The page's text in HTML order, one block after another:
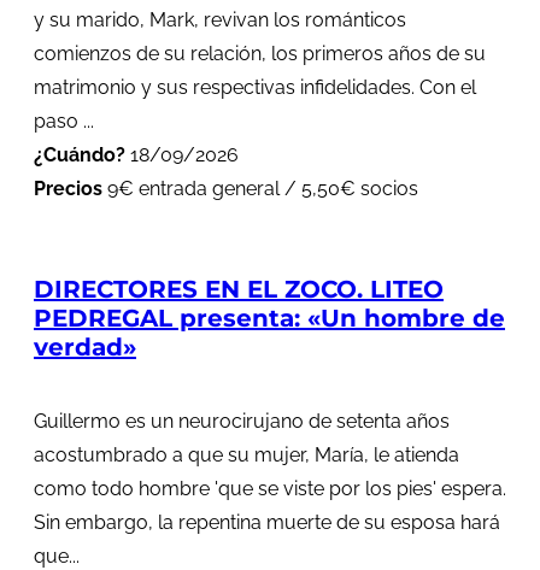
y su marido, Mark, revivan los románticos
comienzos de su relación, los primeros años de su
matrimonio y sus respectivas infidelidades. Con el
paso ...
¿Cuándo? 18/09/2026
Precios 9€ entrada general / 5,50€ socios
DIRECTORES EN EL ZOCO. LITEO
PEDREGAL presenta: «Un hombre de
verdad»
Guillermo es un neurocirujano de setenta años
acostumbrado a que su mujer, María, le atienda
como todo hombre 'que se viste por los pies' espera.
Sin embargo, la repentina muerte de su esposa hará
que...